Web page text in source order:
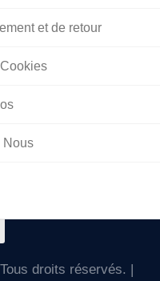
et de retour
Nous
droits réservés. |